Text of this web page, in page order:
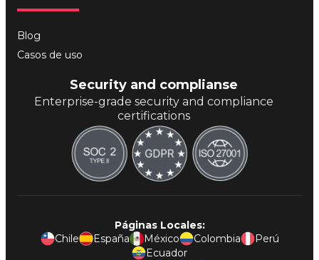
Blog
Casos de uso
Security and complianse
Enterprise-grade security and compliance
certifications
Páginas Locales:
Chile
España México Colombia
Perú
Ecuador